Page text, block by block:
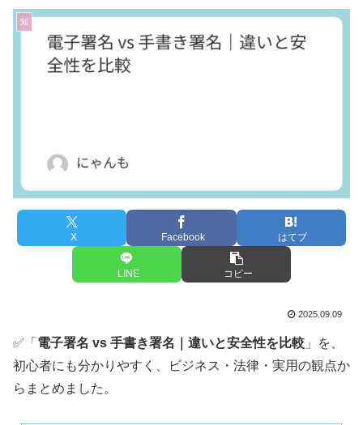
知
X Facebook はてブ
LINE コピー
2025.09.09
✅「 電子署名 vs 手書き署名｜違いと安全性を比較 」を、
初心者にも分かりやすく、ビジネス・法律・実用の観点か
らまとめました。